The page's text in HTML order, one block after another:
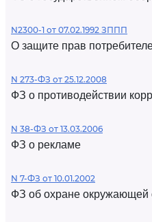
N2300-1 от 07.02.1992 ЗППП
О защите прав
N 273-ФЗ от 25.12.2008
ФЗ о противодействии
N 38-ФЗ от 13.03.2006
ФЗ о рекламе
N 7-ФЗ от 10.01.2002
ФЗ об охране окружающей